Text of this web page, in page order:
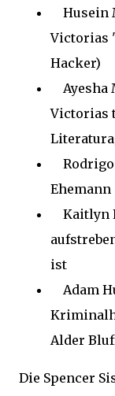
Husein
Victorias
Hacker)
Ayesha
Victorias
Rodrigo
Ehemann
Kaitlyn
ist
Adam
Alder
Die Spencer